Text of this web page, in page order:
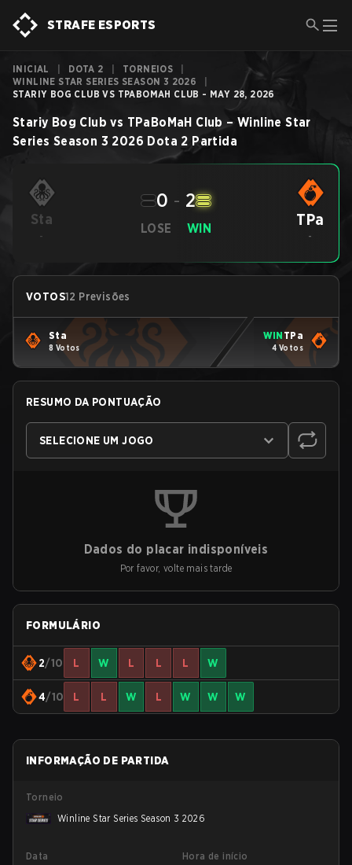
STRAFE ESPORTS
INICIAL DOTA 2 TORNEIOS
WINLINE STAR SERIES SEASON 3 2026
STARIY BOG CLUB VS TPABOMAH CLUB - MAY 28, 2026
Stariy Bog Club vs TPaBoMaH Club –Winline Star
Series Season 3 2026 Dota 2 Partida
Sta
-
LOSE
0 - 2
WIN TPa
-
VOTOS12 Previsões
Sta
8 Votos
WINTPa
4 Votos
RESUMO DA PONTUAÇÃO
SELECIONE UM JOGO
Dados do placar indisponíveis
Por favor, volte mais tarde
FORMULÁRIO
2/10 L W L L L W
4/10 L L W L W W W
INFORMAÇÃO DE PARTIDA
Torneio
Winline Star Series Season 3 2026
Data
Hora de início